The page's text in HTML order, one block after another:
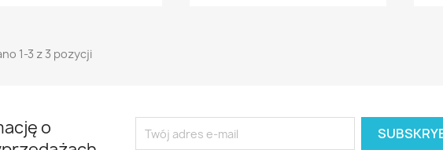
1-3 z 3 pozycji
o